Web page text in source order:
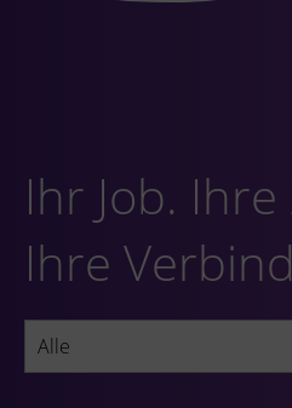
Ihr Job.
Ihre